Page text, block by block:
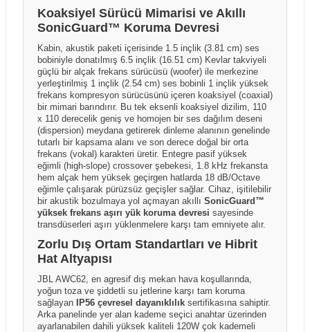
Koaksiyel Sürücü Mimarisi ve Akıllı
SonicGuard™ Koruma Devresi
Kabin, akustik paketi içerisinde 1.5 inçlik (3.81 cm) ses
bobiniyle donatılmış 6.5 inçlik (16.51 cm) Kevlar takviyeli
güçlü bir alçak frekans sürücüsü (woofer) ile merkezine
yerleştirilmiş 1 inçlik (2.54 cm) ses bobinli 1 inçlik yüksek
frekans kompresyon sürücüsünü içeren koaksiyel (coaxial)
bir mimari barındırır. Bu tek eksenli koaksiyel dizilim, 110
x 110 derecelik geniş ve homojen bir ses dağılım deseni
(dispersion) meydana getirerek dinleme alanının genelinde
tutarlı bir kapsama alanı ve son derece doğal bir orta
frekans (vokal) karakteri üretir. Entegre pasif yüksek
eğimli (high-slope) crossover şebekesi, 1.8 kHz frekansta
hem alçak hem yüksek geçirgen hatlarda 18 dB/Octave
eğimle çalışarak pürüzsüz geçişler sağlar. Cihaz, işitilebilir
bir akustik bozulmaya yol açmayan akıllı SonicGuard™
yüksek frekans aşırı yük koruma devresi sayesinde
transdüserleri aşırı yüklenmelere karşı tam emniyete alır.
Zorlu Dış Ortam Standartları ve Hibrit
Hat Altyapısı
JBL AWC62, en agresif dış mekan hava koşullarında,
yoğun toza ve şiddetli su jetlerine karşı tam koruma
sağlayan
IP56 çevresel dayanıklılık sertifikasına sahiptir.
Arka panelinde yer alan kademe seçici anahtar üzerinden
ayarlanabilen dahili yüksek kaliteli 120W çok kademeli